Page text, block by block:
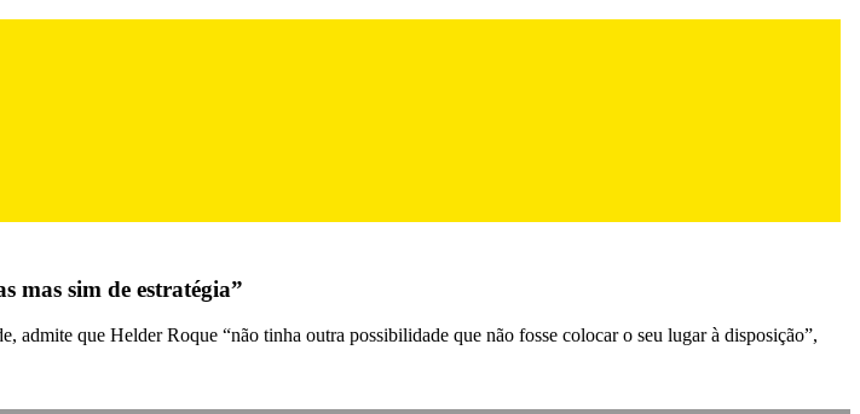
mas sim de estratégia”
que Helder Roque “não tinha outra possibilidade que não fosse colocar o seu lugar à disposição”,